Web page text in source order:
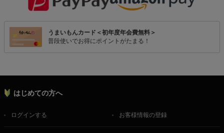
うまいもんカード＜初年度年会費無料＞
普段使いでお得にポイントがたまる！
はじめての方へ
ログインする お客様情報の登録